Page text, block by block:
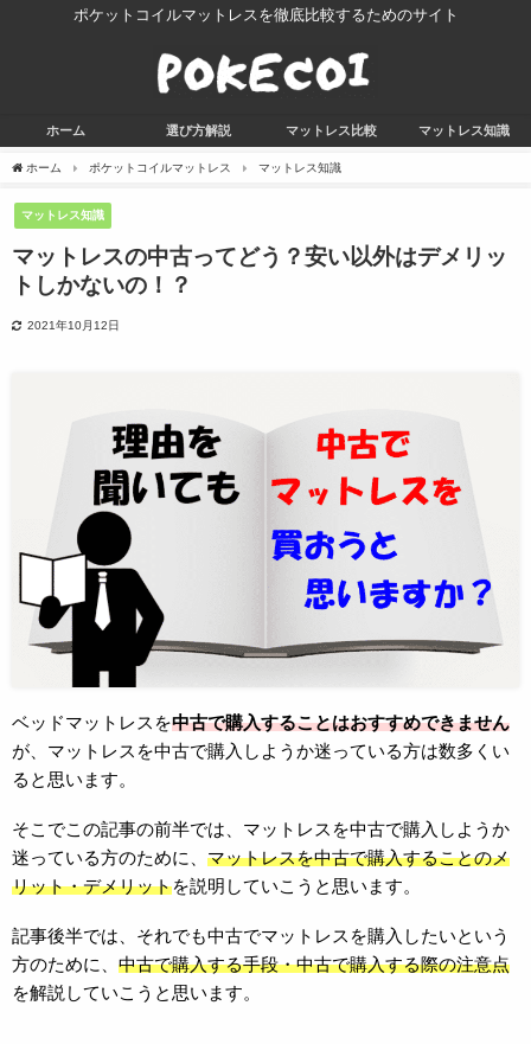
ポケットコイルマットレスを徹底比較するためのサイト
ホーム 選び方解説 マットレス比較 マットレス知識
ホーム ポケットコイルマットレス マットレス知識
マットレス知識
マットレスの中古ってどう？安い以外はデメリッ
トしかないの！？
2021年10月12日
ベッドマットレスを中古で購入することはおすすめできません
が、マットレスを中古で購入しようか迷っている方は数多くい
ると思います。
そこでこの記事の前半では、マットレスを中古で購入しようか
迷っている方のために、 マットレスを中古で購入することのメ
リット・デメリットを説明していこうと思います。
記事後半では、それでも中古でマットレスを購入したいという
方のために、 中古で購入する手段・中古で購入する際の注意点
を解説していこうと思います。